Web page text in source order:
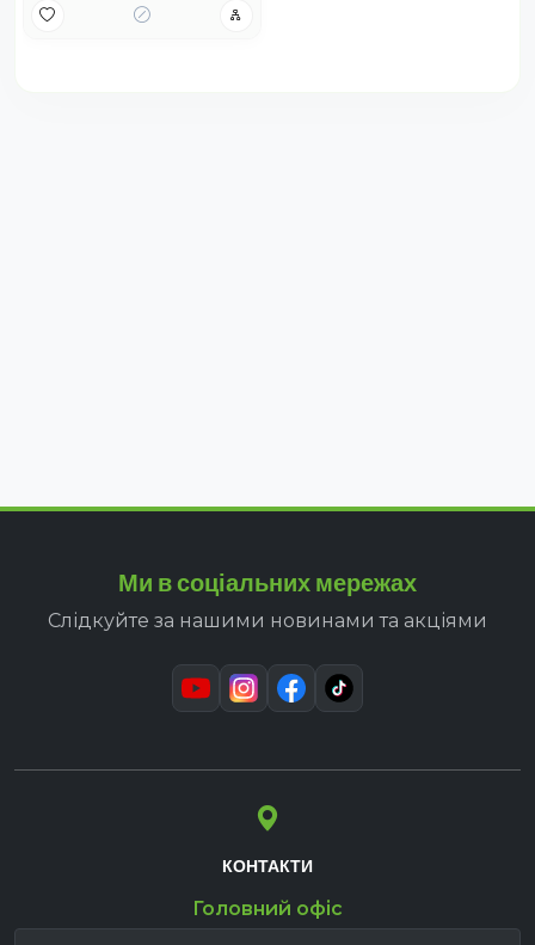
Ми в соціальних мережах
Слідкуйте за нашими новинами та акціями
КОНТАКТИ
Головний офіс